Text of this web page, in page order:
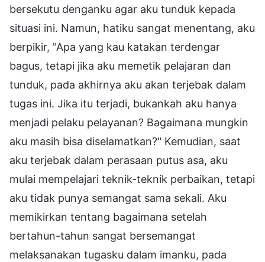
bersekutu denganku agar aku tunduk kepada
situasi ini. Namun, hatiku sangat menentang, aku
berpikir, "Apa yang kau katakan terdengar
bagus, tetapi jika aku memetik pelajaran dan
tunduk, pada akhirnya aku akan terjebak dalam
tugas ini. Jika itu terjadi, bukankah aku hanya
menjadi pelaku pelayanan? Bagaimana mungkin
aku masih bisa diselamatkan?" Kemudian, saat
aku terjebak dalam perasaan putus asa, aku
mulai mempelajari teknik-teknik perbaikan, tetapi
aku tidak punya semangat sama sekali. Aku
memikirkan tentang bagaimana setelah
bertahun-tahun sangat bersemangat
melaksanakan tugasku dalam imanku, pada